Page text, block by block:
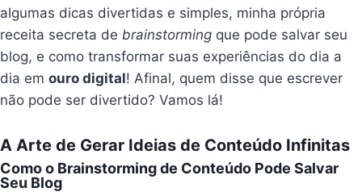
algumas dicas divertidas e simples, minha própria
receita secreta debrainstorming que pode salvar seu
blog, e como transformar suas experiências do dia a
dia emouro digital! Afinal, quem disse que escrever
não pode ser divertido? Vamos lá!
A Arte de Gerar Ideias de Conteúdo Infinitas
Como o Brainstorming de Conteúdo Pode Salvar
Seu Blog